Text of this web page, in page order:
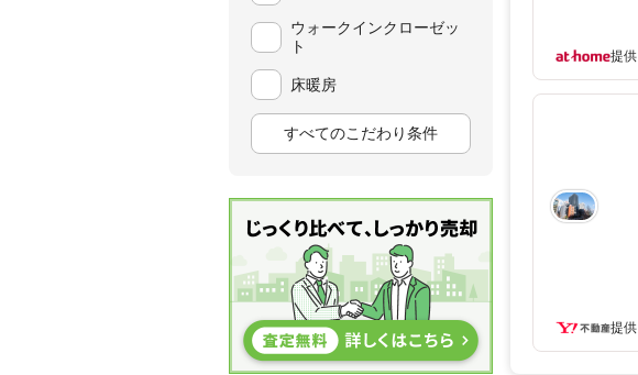
ウォークインクローゼッ
ト
床暖房
すべてのこだわり条件
提供
提供